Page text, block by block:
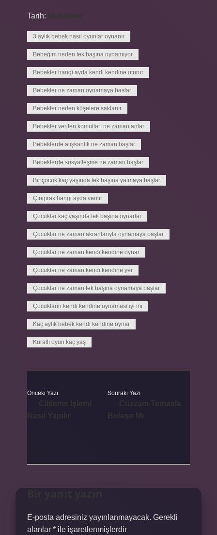
Tarih:
3 aylık bebek nasıl oyunlar oynanır
Bebeğim neden tek başına oynamıyor
Bebekler hangi ayda kendi kendine oturur
Bebekler ne zaman oynamaya baslar
Bebekler neden köşelere saklanır
Bebekler verilen komutları ne zaman anlar
Bebeklerde alışkanlık ne zaman başlar
Bebeklerde sosyalleşme ne zaman başlar
Bir çocuk kaç yaşında tek başına yatmaya başlar
Çıngırak hangi ayda verilir
Çocuklar kaç yaşında tek başına oynarlar
Çocuklar ne zaman akranlarıyla oynamaya başlar
Çocuklar ne zaman kendi kendine oynar
Çocuklar ne zaman kendi kendine yer
Çocuklar ne zaman tek başına oynamaya başlar
Çocukların kendi kendine oynaması iyi mi
Kaç aylık bebek kendi kendine oynar
Kurallı oyun kaç yaş
Önceki Yazı Sonraki Yazı
E-posta adresiniz yayınlanmayacak. Gerekli
alanlar * ile işaretlenmişlerdir